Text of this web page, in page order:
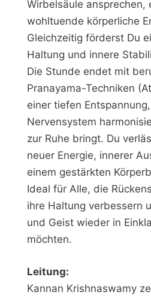
Wirbelsäule ansprechen,
wohltuende körperliche
Gleichzeitig förderst Du
Haltung und innere
Die Stunde endet mit
Pranayama-Techniken
einer tiefen
Nervensystem
zur Ruhe bringt. Du
neuer Energie, innerer
einem gestärkten
Ideal für Alle, die
ihre Haltung verbessern
und Geist wieder in
möchten.
Leitung:
Kannan Krishnaswamy